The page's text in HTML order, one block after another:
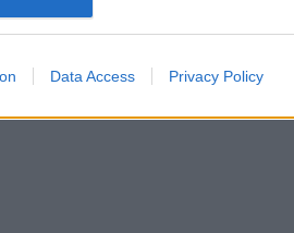
Data Access Privacy Policy